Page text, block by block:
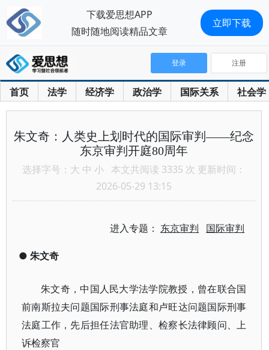
首页 法学 经济学 政治学 国际关系 社会学
登录 注册
朱文奇：人类史上划时代的国际审判——纪念
东京审判开庭80周年
选择字号： 大 中 小 本文共阅读 3335 次 更新时间：
2026-05-29 13:15
进入专题： 东京审判 国际审判
● 朱文奇
朱文奇，中国人民大学法学院教授，曾在联合国
前南斯拉夫问题国际刑事法庭和卢旺达问题国际刑事
法庭工作，先后担任法官助理、检察长法律顾问、上
诉检察官
下载爱思想APP
随时随地阅读精品文章
立即下载